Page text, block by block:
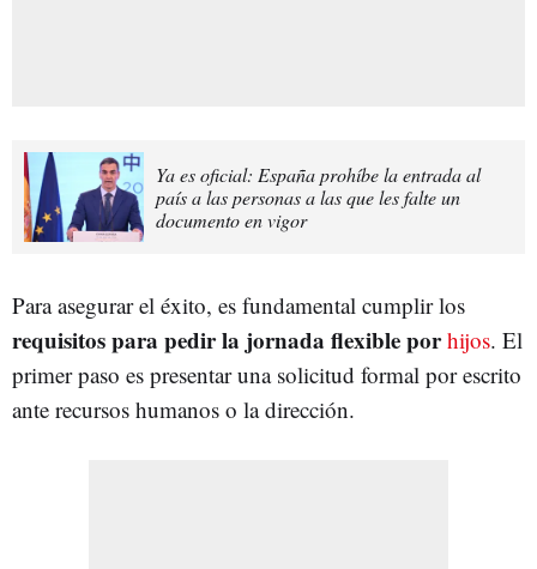
Ya es oficial: España prohíbe la entrada al
país a las personas a las que les falte un
documento en vigor
Para asegurar el éxito, es fundamental cumplir los
requisitos para pedir la jornada flexible porhijos. El
primer paso es presentar una solicitud formal por escrito
ante recursos humanos o la dirección.